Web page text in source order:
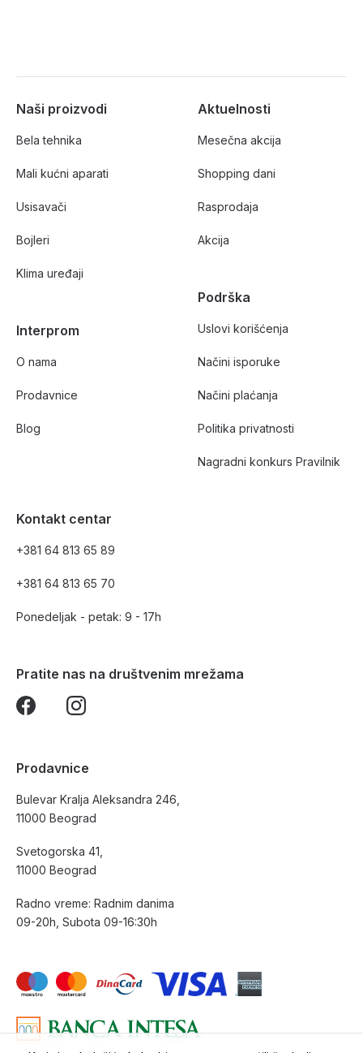
Naši proizvodi
Bela tehnika
Mali kućni aparati
Usisavači
Bojleri
Klima uređaji
Interprom
O nama
Prodavnice
Blog
Aktuelnosti
Mesečna akcija
Shopping dani
Rasprodaja
Akcija
Podrška
Uslovi korišćenja
Načini isporuke
Načini plaćanja
Politika privatnosti
Nagradni konkurs Pravilnik
Kontakt centar
+381 64 813 65 89
+381 64 813 65 70
Ponedeljak - petak: 9 - 17h
Pratite nas na društvenim mrežama
Prodavnice
Bulevar Kralja Aleksandra 246,
11000 Beograd
Svetogorska 41,
11000 Beograd
Radno vreme: Radnim danima
09-20h, Subota 09-16:30h